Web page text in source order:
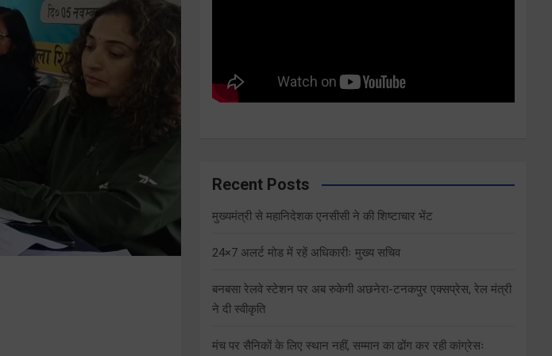
Recent Posts
मुख्यमंत्री से महानिदेशक एनसीसी ने की शिष्टाचार भेंट
24×7 अलर्ट मोड में रहें अधिकारीः मुख्य सचिव
बनबसा रेलवे स्टेशन पर अब रुकेगी अछनेरा-टनकपुर एक्सप्रेस, रेल मंत्री
ने दी स्वीकृति
मंच पर सैनिकों के लिए स्थान नहीं, सम्मान का ढोंग कर रही कांग्रेसः